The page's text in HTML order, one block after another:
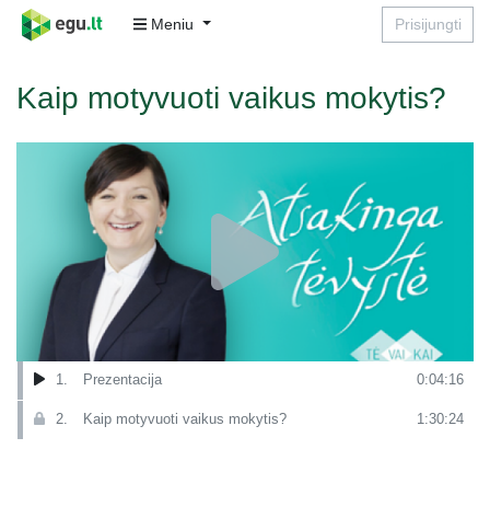
Meniu Prisijungti
Kaip motyvuoti vaikus mokytis?
1. Prezentacija 0:04:16
2. Kaip motyvuoti vaikus mokytis? 1:30:24